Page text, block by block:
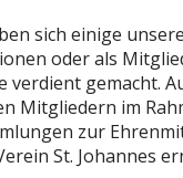
sich einige
oder als
verdient gemacht.
Mitgliedern im
zur
St. Johannes